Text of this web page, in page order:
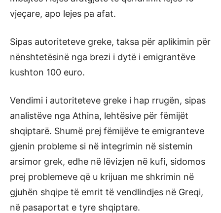
vjeçare, apo lejes pa afat.
Sipas autoriteteve greke, taksa për aplikimin për
nënshtetësinë nga brezi i dytë i emigrantëve
kushton 100 euro.
Vendimi i autoriteteve greke i hap rrugën, sipas
analistëve nga Athina, lehtësive për fëmijët
shqiptarë. Shumë prej fëmijëve te emigranteve
gjenin probleme si në integrimin në sistemin
arsimor grek, edhe në lëvizjen në kufi, sidomos
prej problemeve që u krijuan me shkrimin në
gjuhën shqipe të emrit të vendlindjes në Greqi,
në pasaportat e tyre shqiptare.